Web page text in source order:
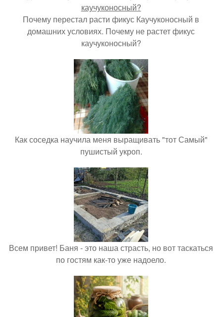
Почему перестал расти фикус Каучуконосный в
домашних условиях. Почему не растет фикус
каучуконосный?
Как соседка научила меня выращивать "тот Самый"
пушистый укроп.
Всем привет! Баня - это наша страсть, но вот таскаться
по гостям как-то уже надоело.